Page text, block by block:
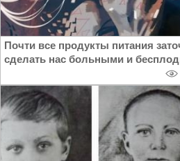
Почти все продукты питания
сделать нас больными и